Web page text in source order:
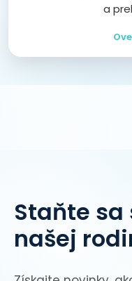
a
Staňte
našej